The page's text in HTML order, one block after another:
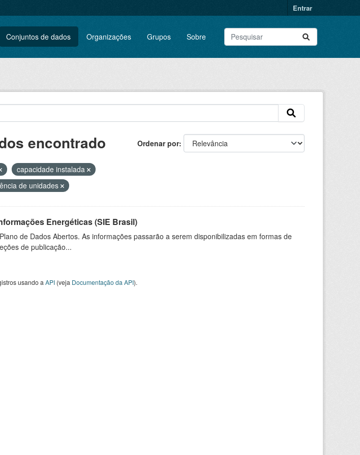
Entrar
Conjuntos de dados Organizações Grupos Sobre
Ordenar por
encontrado
capacidade instalada
de unidades
Energéticas (SIE Brasil)
de Dados Abertos. As informações passarão a serem disponibilizadas em formas de
de publicação...
usando a API(veja Documentação da API).